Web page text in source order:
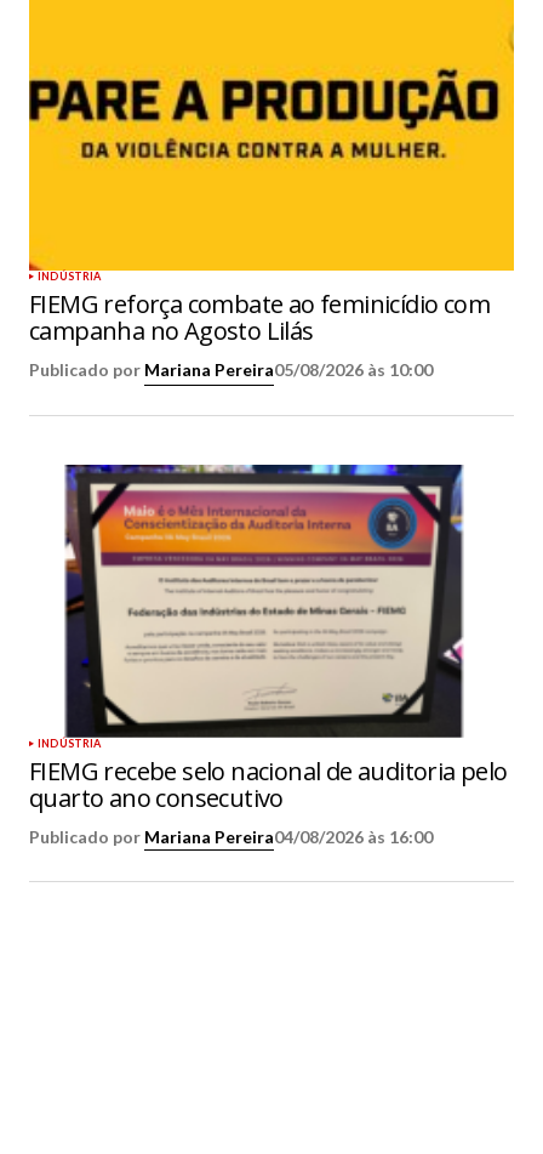
INDÚSTRIA
FIEMG reforça combate ao feminicídio com
campanha no Agosto Lilás
Publicado por Mariana Pereira05/08/2026 às 10:00
INDÚSTRIA
FIEMG recebe selo nacional de auditoria pelo
quarto ano consecutivo
Publicado por Mariana Pereira04/08/2026 às 16:00